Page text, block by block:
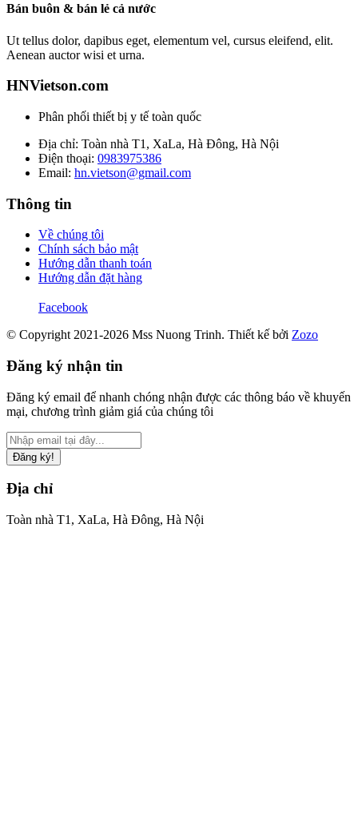
Bán buôn & bán lẻ cả nước
Ut tellus dolor, dapibus eget, elementum vel, cursus eleifend, elit.
Aenean auctor wisi et urna.
HNVietson.com
Phân phối thiết bị y tế toàn quốc
Địa chỉ: Toàn nhà T1, XaLa, Hà Đông, Hà Nội
Điện thoại: 0983975386
Email: hn.vietson@gmail.com
Thông tin
Về chúng tôi
Chính sách bảo mật
Hướng dẫn thanh toán
Hướng dẫn đặt hàng
Facebook
© Copyright 2021-2026 Mss Nuong Trinh. Thiết kế bởi Zozo
Đăng ký nhận tin
Đăng ký email để nhanh chóng nhận được các thông báo về khuyến
mại, chương trình giảm giá của chúng tôi
Đăng ký!
Địa chỉ
Toàn nhà T1, XaLa, Hà Đông, Hà Nội